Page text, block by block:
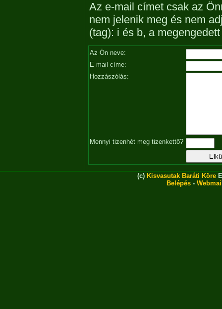
Az e-mail címet csak az
nem jelenik meg és nem
(tag): i és b, a
Az Ön neve:
E-mail címe:
Hozzászólás:
Mennyi tizenhét meg tizenkettő?
(c) Kisvasutak Baráti Köre
Belépés -